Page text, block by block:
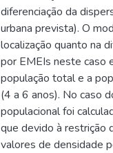
diferenciação da
urbana prevista). O
localização quanto na
por EMEIs neste caso
população total e a
(4 a 6 anos). No caso
populacional foi
que devido à restrição
valores de densidade